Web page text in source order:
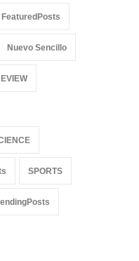
FeaturedPosts
Nuevo Sencillo
SPORTS